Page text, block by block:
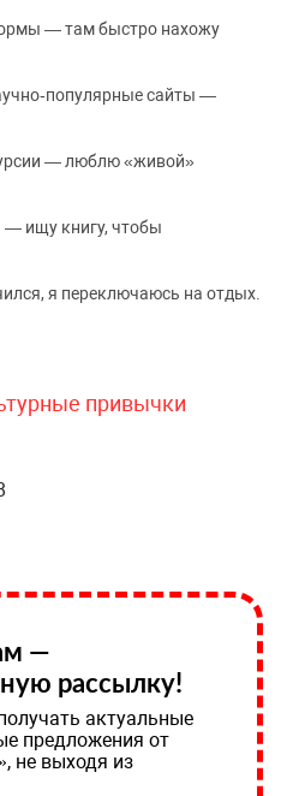
— там быстро нахожу
сайты —
— люблю «живой»
— ищу книгу, чтобы
я переключаюсь на отдых.
привычки
—
рассылку!
актуальные
предложения от
не выходя из